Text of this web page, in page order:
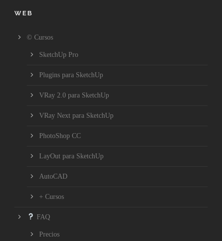
WEB
© Cursos
SketchUp Pro
Plugins para SketchUp
VRay 2.0 para SketchUp
VRay Next para SketchUp
PhotoShop CC
LayOut para SketchUp
AutoCAD
+ Cursos
FAQ
Precios